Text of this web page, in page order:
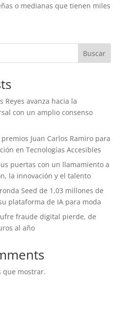
o medianas que tienen miles
Buscar
Reyes avanza hacia la
con un amplio consenso
Juan Carlos Ramiro para
en Tecnologías Accesibles
puertas con un llamamiento a
la innovación y el talento
Seed de 1,03 millones de
plataforma de IA para moda
fraude digital pierde, de
al año
que mostrar.